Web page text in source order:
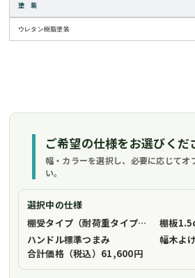
塗 装
ウレタン樹脂塗装
ご希望の仕様をお選びくだ
幅・カラーを選択し、必要に応じてオ
い。
選択中の仕様
棚受タイプ（耐荷重タイプ）
フリース
棚板
ハンドル標準つまみ 幅木よ
合計価格（税込） 61,600円